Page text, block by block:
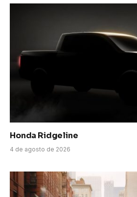
Honda Ridgeline
4 de agosto de 2026